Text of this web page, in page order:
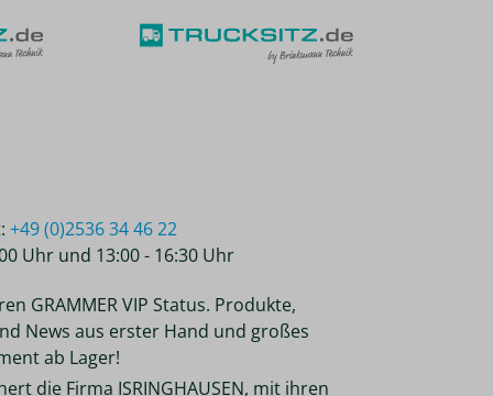
+49 (0)2536 34 46 22
Uhr und 13:00 - 16:30 Uhr
GRAMMER VIP Status. Produkte,
News aus erster Hand und großes
ab Lager!
die Firma ISRINGHAUSEN, mit ihren